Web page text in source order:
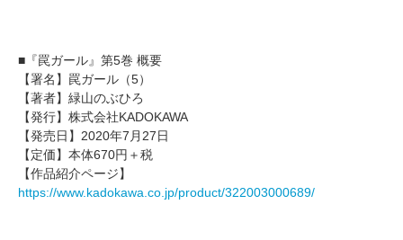
■『罠ガール』第5巻 概要
【署名】罠ガール（5）
【著者】緑山のぶひろ
【発行】株式会社KADOKAWA
【発売日】2020年7月27日
【定価】本体670円＋税
【作品紹介ページ】
https://www.kadokawa.co.jp/product/322003000689/